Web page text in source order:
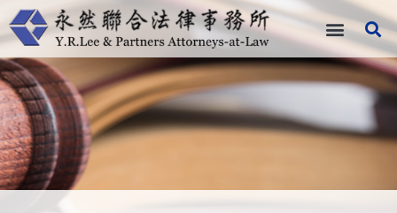
跳
至
主
要
內
容